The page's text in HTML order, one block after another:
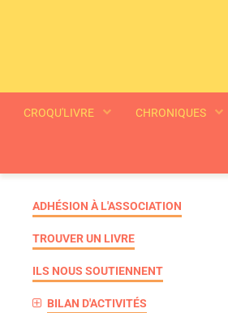
CROQU'LIVRE CHRONIQUES
ADHÉSION À L'ASSOCIATION
TROUVER UN LIVRE
ILS NOUS SOUTIENNENT
BILAN D'ACTIVITÉS